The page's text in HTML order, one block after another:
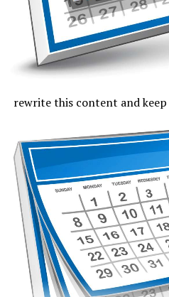
Joi, cu excepția zonei de
indicele temperatură-
pragul critic de 80 de unități,
se vor încadra între 33 și 37
litoral, unde vor fi 30 de
mult moderat și după-amiază
Vineri, valorile termice nu
la malul mării vor fi 33 de
mențin între 19 și 24 de
temporare după-amiaza,
însoțite de fenomene
rewrite this content and